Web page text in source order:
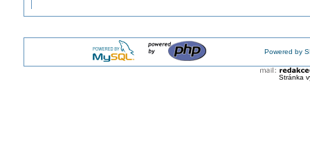
Powered by
Stránka